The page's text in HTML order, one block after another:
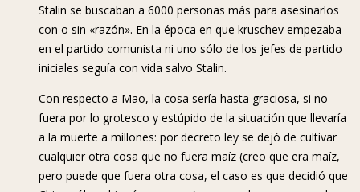
Stalin se buscaban a 6000 personas más para asesinarlos
con o sin «razón». En la época en que kruschev empezaba
en el partido comunista ni uno sólo de los jefes de partido
iniciales seguía con vida salvo Stalin.
Con respecto a Mao, la cosa sería hasta graciosa, si no
fuera por lo grotesco y estúpido de la situación que llevaría
a la muerte a millones: por decreto ley se dejó de cultivar
cualquier otra cosa que no fuera maíz (creo que era maíz,
pero puede que fuera otra cosa, el caso es que decidió que